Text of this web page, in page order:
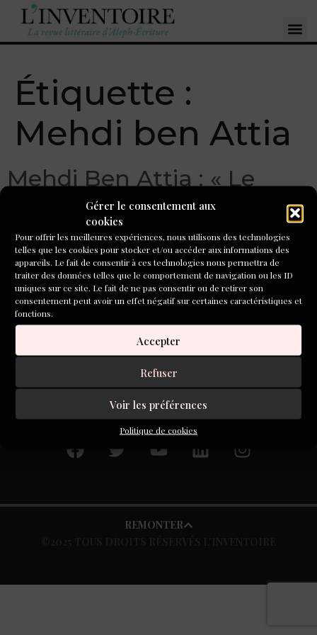
Gérer le consentement aux
cookies
Pour offrir les meilleures expériences, nous utilisons des technologies
telles que les cookies pour stocker et/ou accéder aux informations des
appareils. Le fait de consentir à ces technologies nous permettra de
traiter des données telles que le comportement de navigation ou les ID
uniques sur ce site. Le fait de ne pas consentir ou de retirer son
consentement peut avoir un effet négatif sur certaines caractéristiques et
fonctions.
Accepter
Refuser
Voir les préférences
Politique de cookies
Étiquette :
Mehdi ben Attia
Mehdi Ben Attia : « Le
cinéma, un art du
portrait »
Scénariste et réalisateur, Mehdi Ben Attia a réalisé
notamment « Le fil », « Je ne suis pas mort », et « L’amour
des hommes ». Mehdi Ben Attia animera le cycle de
formation « Écrire un scénario » du 11 janvier au 1er juin
2025. Il nous parle ici de sa manière d’aborder le cinéma,
un art du portrait. L’Inventoire : Vous animez […]
S'inscrire à la newsletter
REMONTER